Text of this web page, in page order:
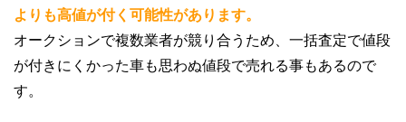
よりも高値が付く可能性があります。
オークションで複数業者が競り合うため、一括査定で値段
が付きにくかった車も思わぬ値段で売れる事もあるので
す。